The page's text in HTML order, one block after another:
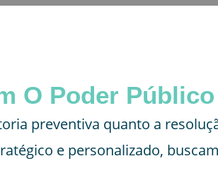
O Poder Público
preventiva quanto a
e personalizado,